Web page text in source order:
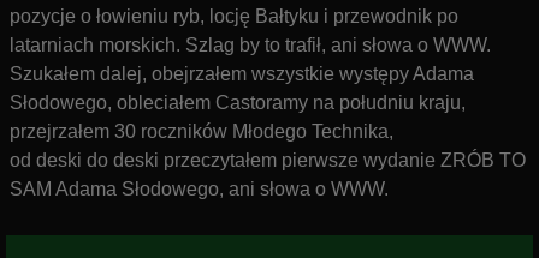
pozycje o łowieniu ryb, locję Bałtyku i przewodnik po
latarniach morskich. Szlag by to trafił, ani słowa o WWW.
Szukałem dalej, obejrzałem wszystkie występy Adama
Słodowego, obleciałem Castoramy na południu kraju,
przejrzałem 30 roczników Młodego Technika,
od deski do deski przeczytałem pierwsze wydanie ZRÓB TO
SAM Adama Słodowego, ani słowa o WWW.